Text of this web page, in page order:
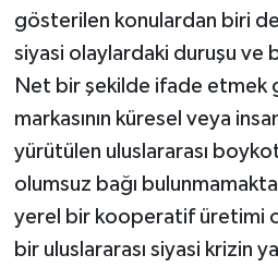
gösterilen konulardan biri de
siyasi olaylardaki duruşu ve
Net bir şekilde ifade etmek
markasının küresel veya
yürütülen uluslararası
olumsuz bağı
yerel bir kooperatif üretimi
bir uluslararası siyasi krizin